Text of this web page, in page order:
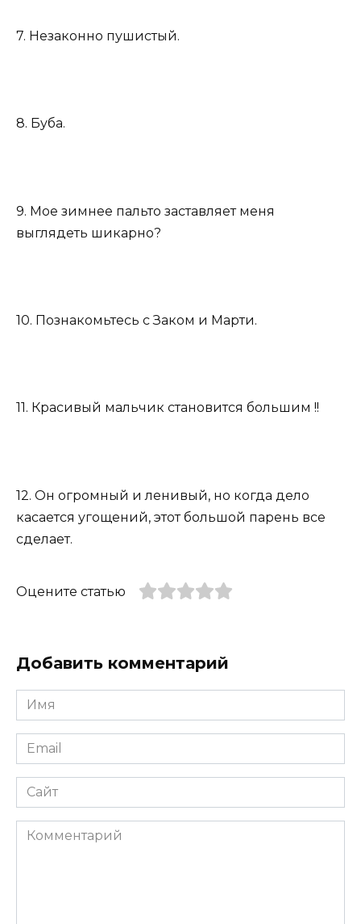
7. Незаконно пушистый.
8. Буба.
9. Мое зимнее пальто заставляет меня
выглядеть шикарно?
10. Познакомьтесь с Заком и Марти.
11. Красивый мальчик становится большим !!
12. Он огромный и ленивый, но когда дело
касается угощений, этот большой парень все
сделает.
Оцените статью
Добавить комментарий
Имя
*
Email
*
Сайт
Комментарий